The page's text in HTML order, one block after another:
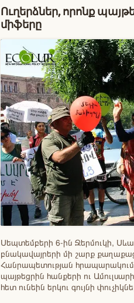
Ուղերձներ, որոնք
միֆերը
Սեպտեմբերի 6-ին Ջերմուկի,
բնակավայրերի մի շարք
Հանրապետության հրապարակում,
պայթեցրին հանքերի ու
հետ ունեին երկու գույնի